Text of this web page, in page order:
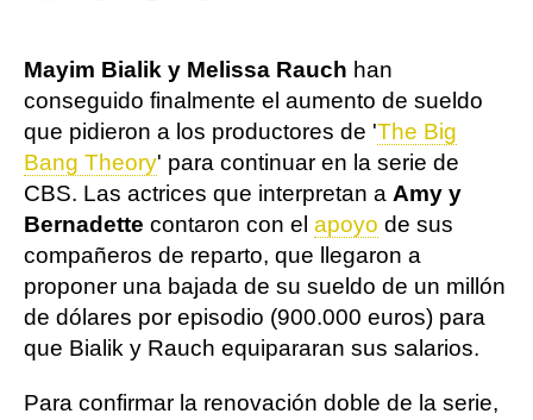
Mayim Bialik y Melissa Rauch han
conseguido finalmente el aumento de sueldo
que pidieron a los productores de 'The Big
Bang Theory' para continuar en la serie de
CBS. Las actrices que interpretan a Amy y
Bernadette contaron con el apoyo de sus
compañeros de reparto, que llegaron a
proponer una bajada de su sueldo de un millón
de dólares por episodio (900.000 euros) para
que Bialik y Rauch equipararan sus salarios.
Para confirmar la renovación doble de la serie,